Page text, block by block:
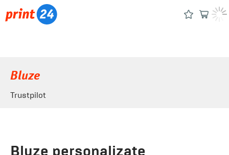
Bluze
Trustpilot
Bluze personalizate